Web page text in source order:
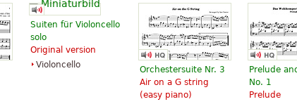
Suiten für Violoncello
solo
Original version
Violoncello
Orchestersuite Nr. 3
Air on a G string
(easy piano)
Prelude
No. 1
Prelude